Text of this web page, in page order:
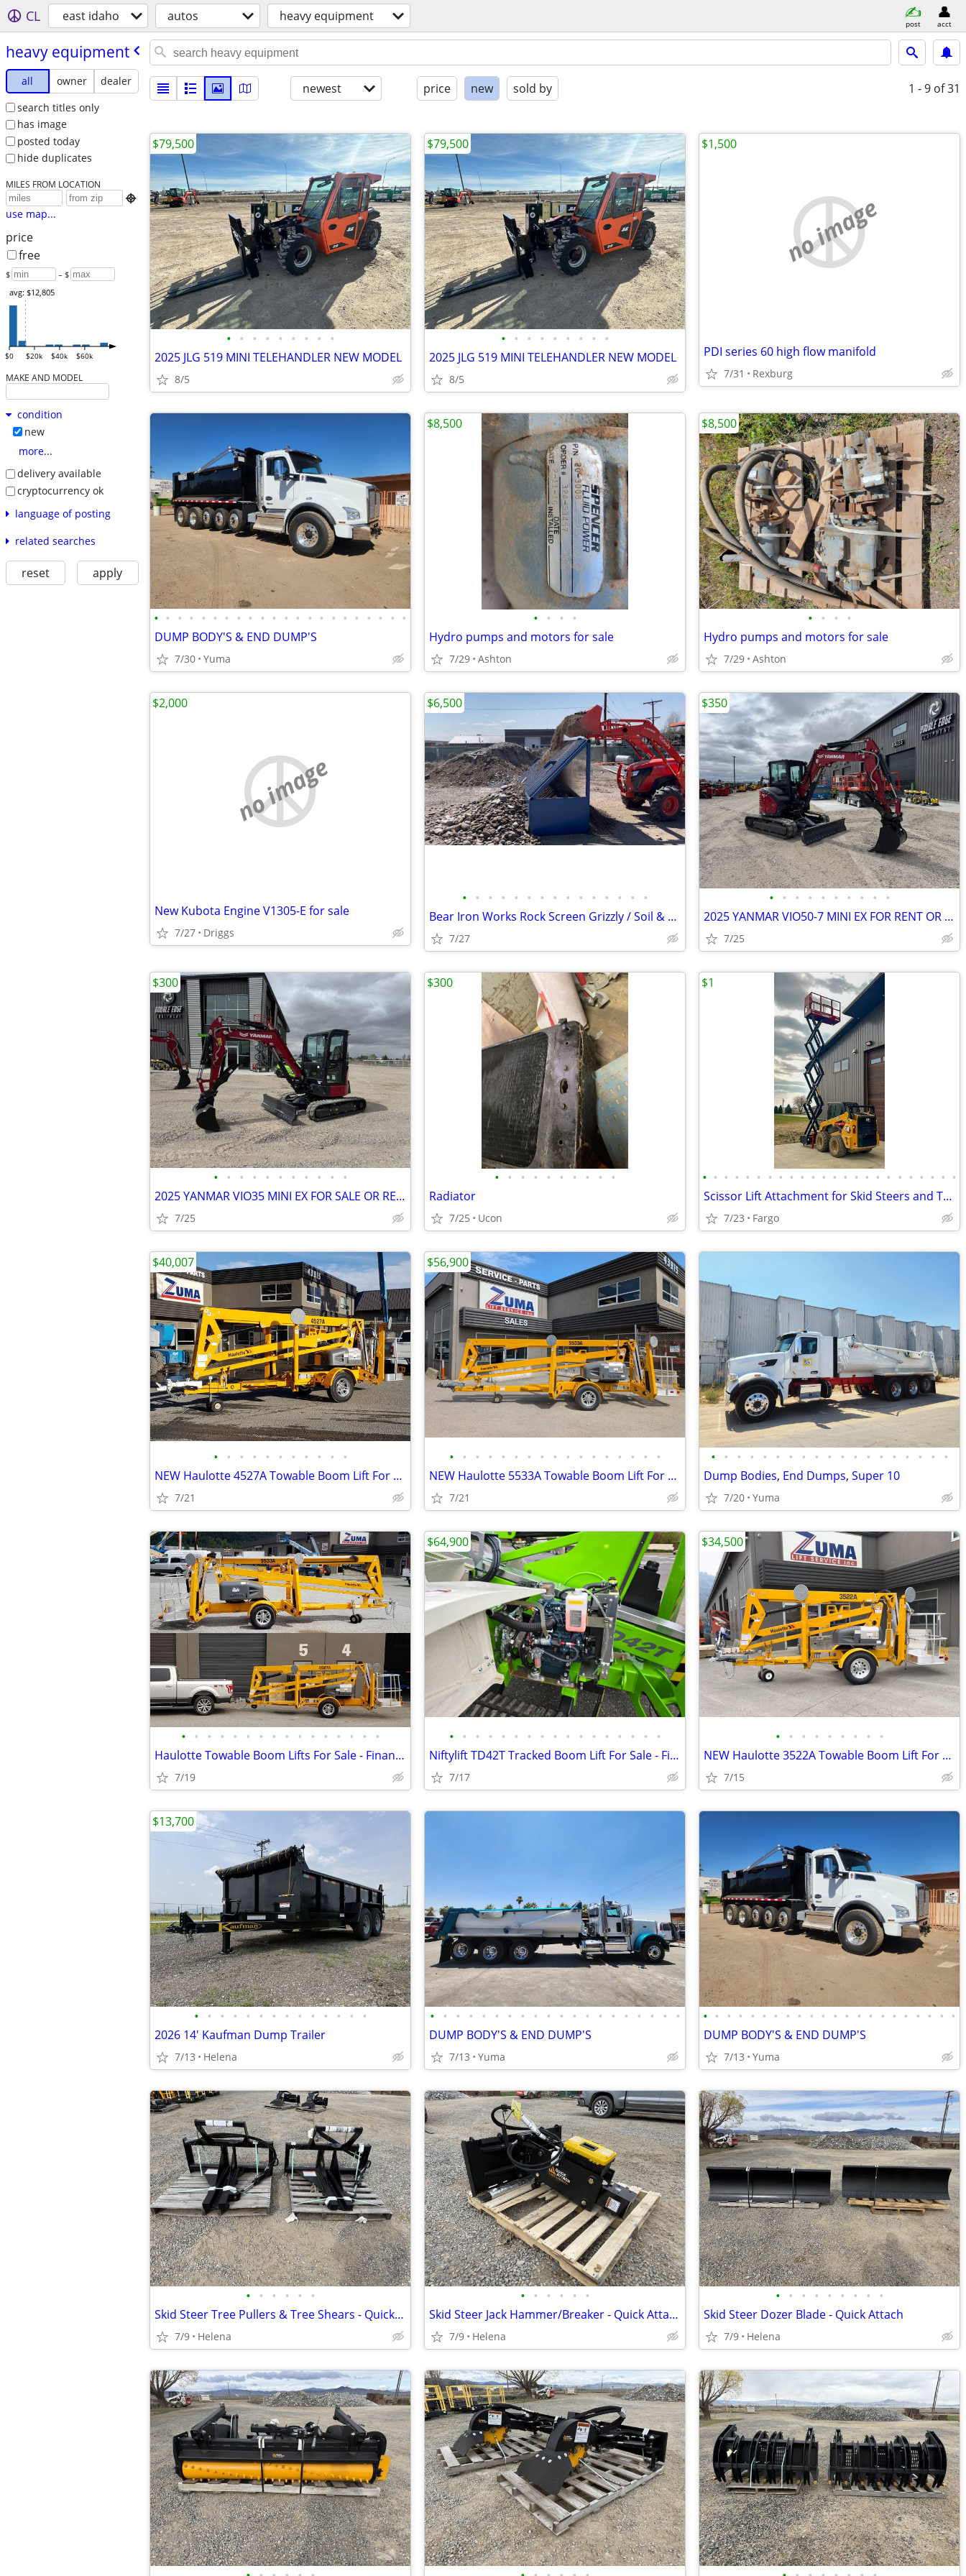
CL east idaho autos heavy equipment post acct
heavy equipment
all owner
dealer
search titles only
has image
posted today
hide duplicates
MILES FROM LOCATION

use map...
price
free
$ – $
$0 $20k $40k $60k
avg: $12,805
MAKE AND MODEL
condition
new
more...
delivery available
cryptocurrency ok
language of posting
related searches
reset apply
newest price new sold by 1 - 9 of 31
• • • • • • • • •
2025 JLG 519 MINI TELEHANDLER NEW MODEL
8/5
$79,500
• • • • • • • • •
2025 JLG 519 MINI TELEHANDLER NEW MODEL
8/5
$79,500
no image
PDI series 60 high flow manifold
7/31 Rexburg
$1,500
• • • • • • • • • • • • • • • • • • • • • •
DUMP BODY'S & END DUMP'S
7/30 Yuma
• • • •
Hydro pumps and motors for sale
7/29 Ashton
$8,500
• • • •
Hydro pumps and motors for sale
7/29 Ashton
$8,500
no image
New Kubota Engine V1305-E for sale
7/27 Driggs
$2,000
• • • • • • • • • • • • • • •
Bear Iron Works Rock Screen Grizzly / Soil & Dirt Sifter
7/27
$6,500
• • • • • • • • • •
2025 YANMAR VIO50-7 MINI EX FOR RENT OR SALE
7/25
$350
• • • • • • • • • • •
2025 YANMAR VIO35 MINI EX FOR SALE OR RENT
7/25
$300
• • • • • • • • • •
Radiator
7/25 Ucon
$300
• • • • • • • • • • • • • • • • • • • • • • • •
Scissor Lift Attachment for Skid Steers and Tractors, Skid-Lift
7/23 Fargo
$1
• • • • • • • • • • •
NEW Haulotte 4527A Towable Boom Lift For Sale – Finance $829 Per Mo*
7/21
$40,007
• • • • • • • • • • • • • • • • •
NEW Haulotte 5533A Towable Boom Lift For Sale – Finance $1139 Per Mo*
7/21
$56,900
• • • • • • • • • • • • • • • • • • •
Dump Bodies, End Dumps, Super 10
7/20 Yuma
• • • • • • • • • • • • • • • •
Haulotte Towable Boom Lifts For Sale - Finance From $659 Per Mo*
7/19
• • • • • • • • • • • • • • • • •
Niftylift TD42T Tracked Boom Lift For Sale - Finance $1339 Per Mo*
7/17
$64,900
• • • • • • • • •
NEW Haulotte 3522A Towable Boom Lift For Sale – Finance $689 Per Mo*
7/15
$34,500
• • • • • • • • • • • • • •
2026 14' Kaufman Dump Trailer
7/13 Helena
$13,700
• • • • • • • • • • • • • • • • • • • •
DUMP BODY'S & END DUMP'S
7/13 Yuma
• • • • • • • • • • • • • • • • • • • • • •
DUMP BODY'S & END DUMP'S
7/13 Yuma
• • • • • •
Skid Steer Tree Pullers & Tree Shears - Quick Attach
7/9 Helena
• • • • • •
Skid Steer Jack Hammer/Breaker - Quick Attach
7/9 Helena
• • • • • • • • •
Skid Steer Dozer Blade - Quick Attach
7/9 Helena